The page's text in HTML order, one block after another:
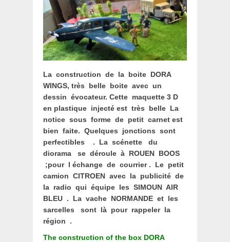
La construction de la boite DORA
WINGS, très belle boite avec un
dessin évocateur. Cette maquette 3 D
en plastique injecté est très belle La
notice sous forme de petit carnet est
bien faite. Quelques jonctions sont
perfectibles . La scénette du
diorama se déroule à ROUEN BOOS
;pour l échange de courrier . Le petit
camion CITROEN avec la publicité de
la radio qui équipe les SIMOUN AIR
BLEU . La vache NORMANDE et les
sarcelles sont là pour rappeler la
région .
The construction of the box DORA